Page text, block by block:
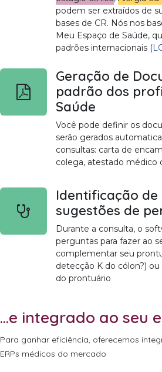
podem ser extraídos de
bases de CR. Nós nos
Meu Espaço de Saúde,
padrões internacionais (
Geração de
padrão dos
Saúde
Você pode definir os
serão gerados
consultas: carta de
colega, atestado médico
Identificação de
sugestões de
Durante a consulta, o
perguntas para fazer ao
complementar seu
detecção K do cólon?)
do prontuário
...e integrado ao seu
Para ganhar eficiência, oferecemos
ERPs médicos do mercado